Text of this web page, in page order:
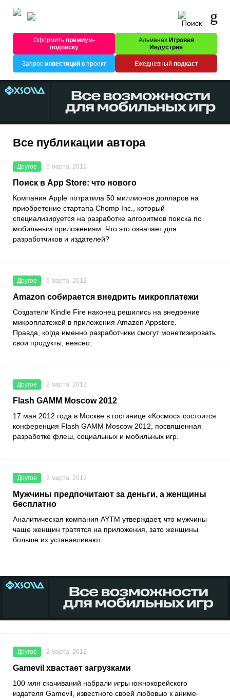
Оформитьпремиум-
подписку
Альманах Игровая
Индустрия
Запрос инвестицийв проект Ежедневный подкаст
Все публикации автора
Другое 5 марта, 2012
Поиск в App Store: что нового
Компания Apple потратила 50 миллионов долларов на
приобретение стартапа Chomp Inc., который
специализируется на разработке алгоритмов поиска по
мобильным приложениям. Что это означает для
разработчиков и издателей?
Другое 5 марта, 2012
Amazon собирается внедрить микроплатежи
Создатели Kindle Fire наконец решились на внедрение
микроплатежей в приложения Amazon Appstore.
Правда, когда именно разработчики смогут монетизировать
свои продукты, неясно.
Другое 2 марта, 2012
Flash GAMM Moscow 2012
17 мая 2012 года в Москве в гостинице «Космос» состоится
конференция Flash GAMM Moscow 2012, посвященная
разработке флеш, социальных и мобильных игр.
Другое 2 марта, 2012
Мужчины предпочитают за деньги, а женщины
бесплатно
Аналитическая компания AYTM утверждает, что мужчины
чаще женщин тратятся на приложения, зато женщины
больше их устанавливают.
Другое 2 марта, 2012
Gamevil хвастает загрузками
100 млн скачиваний набрали игры южнокорейского
издателя Gamevil, известного своей любовью к аниме-